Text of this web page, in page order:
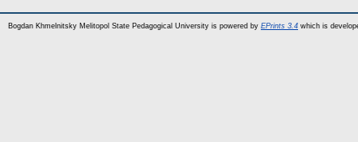
Bogdan Khmelnitsky Melitopol State Pedagogical University is powered by EPrints 3.4 which is